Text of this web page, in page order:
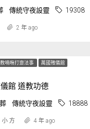
傳統守夜設靈 19308
2 年 ago
喃嘸打齋法事 萬國殯儀館
館 道教功德
傳統守夜設靈 18888
小 方 4 年 ago